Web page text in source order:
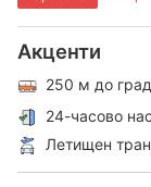
Акценти
250 м до
24-часово
Летищен